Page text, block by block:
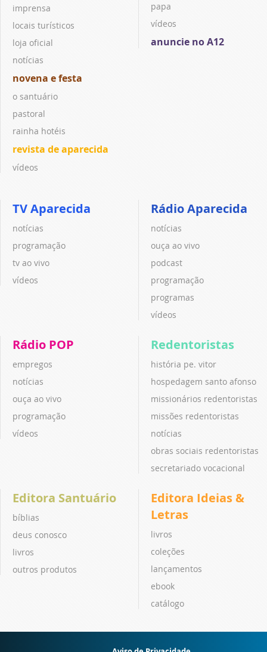
imprensa
locais turísticos
loja oficial
notícias
novena e festa
o santuário
pastoral
rainha hotéis
revista de aparecida
vídeos
papa
vídeos
anuncie no A12
TV Aparecida
notícias
programação
tv ao vivo
vídeos
Rádio Aparecida
notícias
ouça ao vivo
podcast
programação
programas
vídeos
Rádio POP
empregos
notícias
ouça ao vivo
programação
vídeos
Redentoristas
história pe. vitor
hospedagem santo afonso
missionários redentoristas
missões redentoristas
notícias
obras sociais redentoristas
secretariado vocacional
Editora Santuário
bíblias
deus conosco
livros
outros produtos
Editora Ideias &
Letras
livros
coleções
lançamentos
ebook
catálogo